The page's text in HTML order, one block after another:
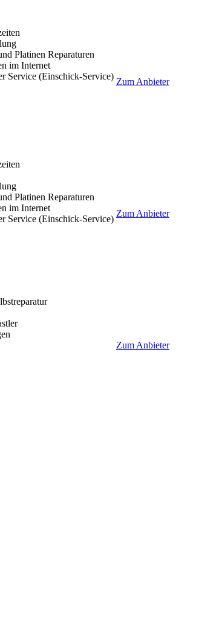
Platinen Reparaturen
im Internet
Service (Einschick-Service)
Zum Anbieter
Platinen Reparaturen
im Internet
Service (Einschick-Service)
Zum Anbieter
Zum Anbieter